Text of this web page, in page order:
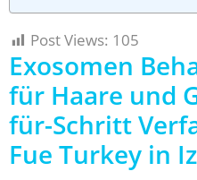
Post Views: 105
Exosomen
für Haare und
für-Schritt
Fue Turkey in